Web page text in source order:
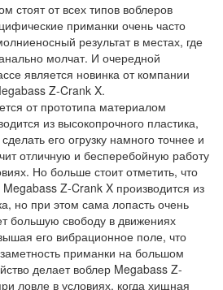
стоят от всех типов воблеров
приманки очень часто
результат в местах, где
молчат. И очередной
является новинка от компании
Z-Crank X.
от прототипа материалом
из высокопрочного пластика,
его огрузку намного точнее и
отличную и бесперебойную работу
Но больше стоит отметить, что
Z-Crank X производится из
но при этом сама лопасть очень
большую свободу в движениях
его вибрационное поле, что
приманки на большом
делает воблер Megabass Z-
ловле в условиях, когда хищная